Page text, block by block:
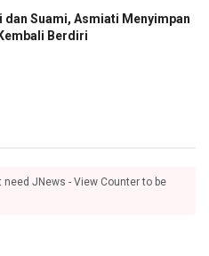
dan Suami, Asmiati Menyimpan
Berdiri
need JNews - View Counter to be